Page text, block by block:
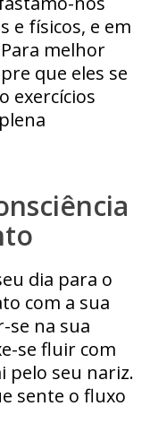
e físicos, e em
melhor
que eles se
exercícios
dia para o
com a sua
se na sua
se fluir com
pelo seu nariz.
sente o fluxo